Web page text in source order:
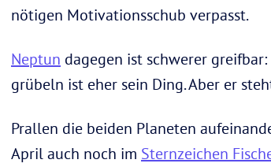
nötigen Motivationsschub verpasst.
Neptun dagegen ist schwerer
grübeln ist eher sein Ding. Aber er
Prallen die beiden Planeten
April auch noch im Sternzeichen